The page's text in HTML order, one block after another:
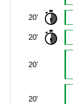
20'
20'
20'
20'